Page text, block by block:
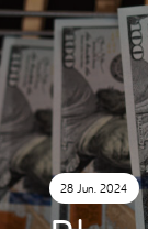
28 Jun. 2024